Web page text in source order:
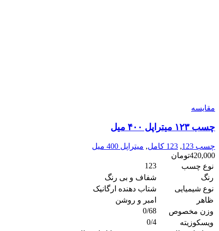
مقایسه
چسب ۱۲۳ میتراپل ۴۰۰ میل
چسب 123 , 123 کامل , میتراپل 400 میل
420,000تومان
نوع چسب
123
رنگ
شفاف و بی رنگ
نوع شیمیایی
شتاب دهنده ارگانیک
ظاهر
امبر و روشن
وزن مخصوص
0/68
ویسکوزیته
0/4